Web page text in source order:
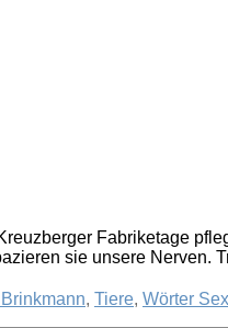
Fabriketage
sie unsere Nerven.
, Tiere, Wörter